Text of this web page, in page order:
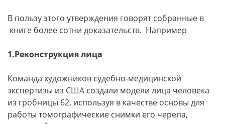
В пользу этого утверждения говорят собранные в
книге более сотни доказательств. Например
1.Реконструкция лица
Команда художников судебно-медицинской
экспертизы из США создали модели лица человека
из гробницы 62, используя в качестве основы для
работы томографические снимки его черепа,